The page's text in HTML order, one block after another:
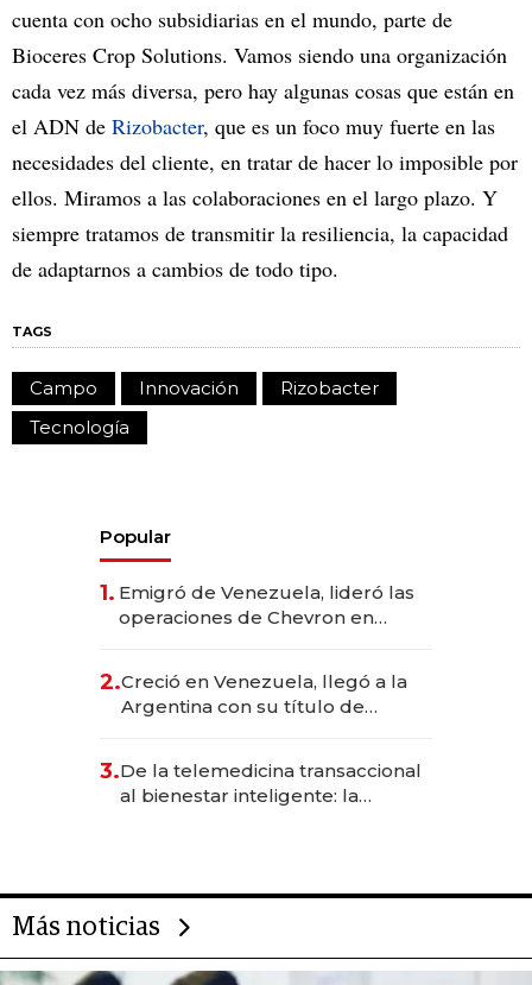
cuenta con ocho subsidiarias en el mundo, parte de
Bioceres Crop Solutions. Vamos siendo una organización
cada vez más diversa, pero hay algunas cosas que están en
el ADN de Rizobacter, que es un foco muy fuerte en las
necesidades del cliente, en tratar de hacer lo imposible por
ellos. Miramos a las colaboraciones en el largo plazo. Y
siempre tratamos de transmitir la resiliencia, la capacidad
de adaptarnos a cambios de todo tipo.
TAGS
Campo Innovación
Rizobacter
Tecnología
Popular
1. Emigró de Venezuela, lideró las
operaciones de Chevron en
2.Creció en Venezuela, llegó a la
Argentina con su título de
las marcas "fast premium"
3.De la telemedicina transaccional
al bienestar inteligente: la
Más noticias